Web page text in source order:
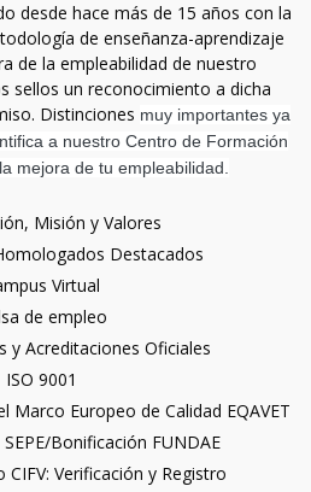
desde hace más de 15 años con la
de enseñanza-aprendizaje
de la empleabilidad de nuestro
sellos un reconocimiento a dicha
Distinciones muy importantes ya
a nuestro Centro de Formación
mejora de tu empleabilidad.
Misión y Valores
Destacados
Virtual
de empleo
y Acreditaciones Oficiales
ISO 9001
Marco Europeo de Calidad EQAVET
Bonificación FUNDAE
Verificación y Registro